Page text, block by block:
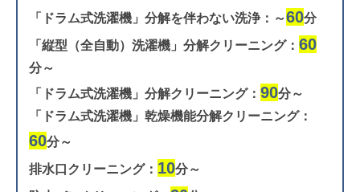
「ドラム式洗濯機」分解を伴わない洗浄：～60分
「縦型（全自動）洗濯機」分解クリーニング： 60
分～
「ドラム式洗濯機」分解クリーニング： 90分～
「ドラム式洗濯機」乾燥機能分解クリーニング：
60分～
排水口クリーニング： 10分～